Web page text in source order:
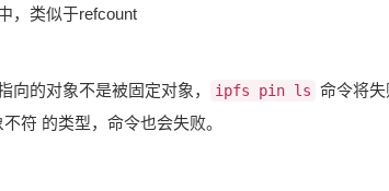
，类似于refcount
向的对象不是被固定对象， ipfs pin ls 命令将
符 的类型，命令也会失败。